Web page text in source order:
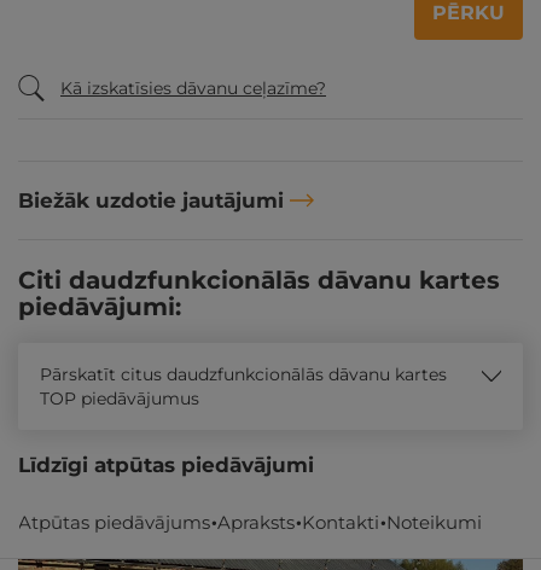
PĒRKU
Kā izskatīsies dāvanu ceļazīme?
Biežāk uzdotie jautājumi
Atpūtas piedāvājums Apraksts Kontakti Noteikumi
Citi daudzfunkcionālās dāvanu kartes
piedāvājumi:
Pārskatīt citus daudzfunkcionālās dāvanu kartes
TOP piedāvājumus
Līdzīgi atpūtas piedāvājumi